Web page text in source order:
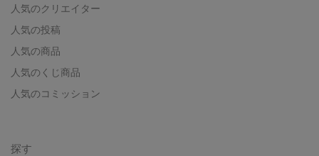
人気のクリエイター
人気の投稿
人気の商品
人気のくじ商品
人気のコミッション
探す